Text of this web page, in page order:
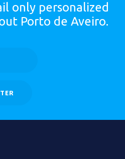
only personalized
Porto de Aveiro.